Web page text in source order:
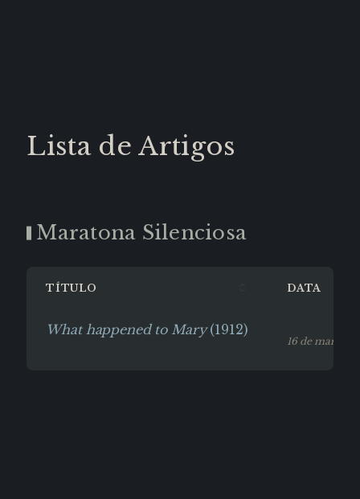
Lista de Artigos
Maratona Silenciosa
TÍTULO DATA
What happened to Mary(1912)
16 de março,